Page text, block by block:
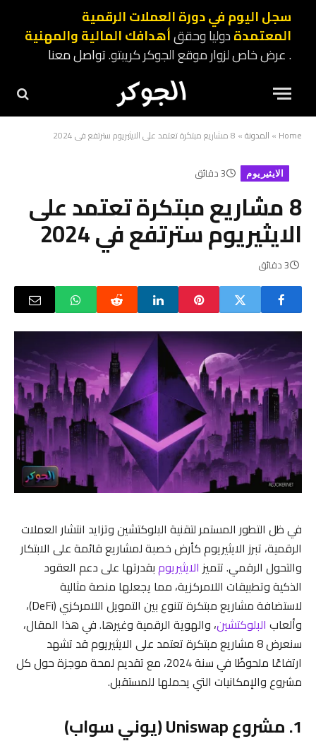
سجل اليوم في دورة العملات الرقمية
المعتمدةدوليا وحققأهدافك المالية والمهنية
. عرض خاص لزوار موقع الجوكر كريبتو.تواصل معنا
Home
» المدونة» 8 مشاريع مبتكرة تعتمد على الايثيريوم سترتفع في 2024
الايثيريوم 3 دقائق
8 مشاريع مبتكرة تعتمد على
الايثيريوم سترتفع في 2024
3 دقائق
في ظل التطور المستمر لتقنية البلوكتشين وتزايد انتشار العملات
الرقمية، تبرز الايثيريوم كأرض خصبة لمشاريع قائمة على الابتكار
والتحول الرقمي. تتميز الايثيريومبقدرتها على دعم العقود
الذكية وتطبيقات اللامركزية، مما يجعلها منصة مثالية
لاستضافة مشاريع مبتكرة تتنوع بين التمويل اللامركزي (DeFi)،
وألعاب البلوكتشين، والهوية الرقمية وغيرها. في هذا المقال،
سنعرض 8 مشاريع مبتكرة تعتمد على الايثيريوم قد تشهد
ارتفاعًا ملحوظًا في سنة 2024، مع تقديم لمحة موجزة حول كل
مشروع والإمكانيات التي يحملها للمستقبل.
1. مشروع Uniswap (يوني سواب)